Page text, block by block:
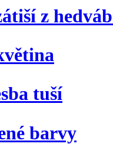
z
tuší
barvy